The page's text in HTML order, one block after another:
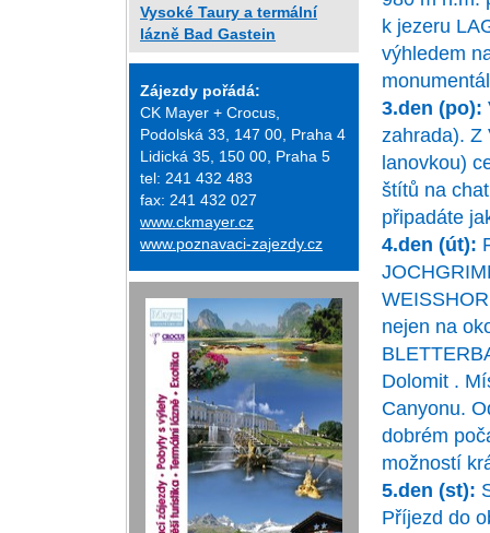
k jezeru
výhledem
3.den (po):
zahrada). Z
lanovkou)
štítů na
připadáte
4.den (út):
nejen na
Dolomit .
Canyonu.
dobrém
možností
5.den (st):
Příjezd do
Vysoké Taury a termální
lázně Bad Gastein
Zájezdy pořádá:
CK Mayer + Crocus,
Podolská 33, 147 00, Praha 4
Lidická 35, 150 00, Praha 5
tel: 241 432 483
fax: 241 432 027
www.ckmayer.cz
www.poznavaci-zajezdy.cz